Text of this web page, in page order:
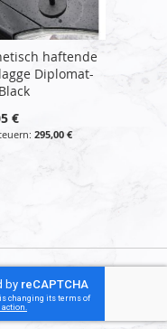
haftende
Diplomat-
€
295,00 €